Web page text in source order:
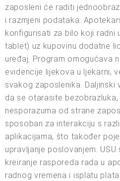
zaposleni će raditi
i razmjeni podataka.
konfigurisati za bilo koji radni
tablet) uz kupovinu dodatne
uređaj. Program omogućava
evidencije lijekova u ljekarni,
svakog zaposlenika.
da se otarasite bezobrazluka,
nesporazuma od strane
sposoban za interakciju s
aplikacijama, što također
upravljanje poslovanjem.
kreiranje rasporeda rada u
radnog vremena i isplatu